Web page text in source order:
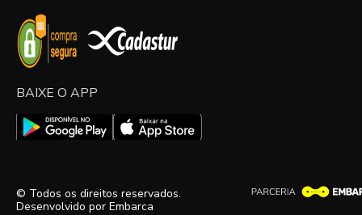
BAIXE O APP
© Todos os direitos reservados.
Desenvolvido por Embarca